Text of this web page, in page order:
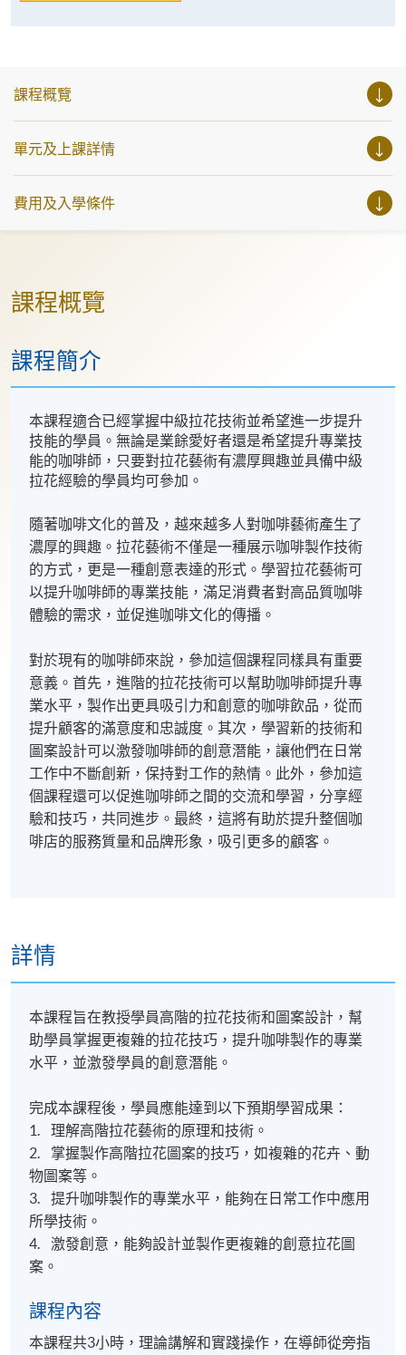
課程概覽
單元及上課詳情
費用及入學條件
課程概覽
課程簡介
本課程適合已經掌握中級拉花技術並希望進一步提升
技能的學員。無論是業餘愛好者還是希望提升專業技
能的咖啡師，只要對拉花藝術有濃厚興趣並具備中級
拉花經驗的學員均可參加。
隨著咖啡文化的普及，越來越多人對咖啡藝術產生了
濃厚的興趣。拉花藝術不僅是一種展示咖啡製作技術
的方式，更是一種創意表達的形式。學習拉花藝術可
以提升咖啡師的專業技能，滿足消費者對高品質咖啡
體驗的需求，並促進咖啡文化的傳播。
對於現有的咖啡師來說，參加這個課程同樣具有重要
意義。首先，進階的拉花技術可以幫助咖啡師提升專
業水平，製作出更具吸引力和創意的咖啡飲品，從而
提升顧客的滿意度和忠誠度。其次，學習新的技術和
圖案設計可以激發咖啡師的創意潛能，讓他們在日常
工作中不斷創新，保持對工作的熱情。此外，參加這
個課程還可以促進咖啡師之間的交流和學習，分享經
驗和技巧，共同進步。最終，這將有助於提升整個咖
啡店的服務質量和品牌形象，吸引更多的顧客。
詳情
本課程旨在教授學員高階的拉花技術和圖案設計，幫
助學員掌握更複雜的拉花技巧，提升咖啡製作的專業
水平，並激發學員的創意潛能。
完成本課程後，學員應能達到以下預期學習成果：
1. 理解高階拉花藝術的原理和技術。
2. 掌握製作高階拉花圖案的技巧，如複雜的花卉、動
物圖案等。
3. 提升咖啡製作的專業水平，能夠在日常工作中應用
所學技術。
4. 激發創意，能夠設計並製作更複雜的創意拉花圖
案。
課程內容
本課程共3小時，理論講解和實踐操作，在導師從旁指